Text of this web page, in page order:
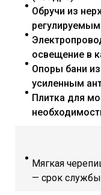
Обручи из
освещение в
Опоры бани
усиленным
Плитка для
Мягкая
— срок